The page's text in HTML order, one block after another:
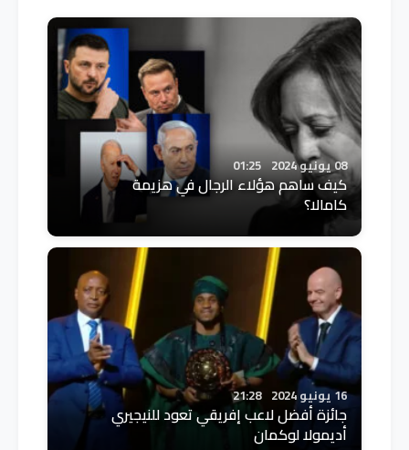
08 يونيو 2024 01:25
كيف ساهم هؤلاء الرجال في هزيمة
كامالا؟
16 يونيو 2024 21:28
جائزة أفضل لاعب إفريقي تعود للنيجيري
أديمولا لوكمان